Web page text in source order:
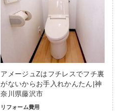
アメージュZはフチレスでフチ裏
がないからお手入れかんたん|神
奈川県藤沢市
リフォーム費用